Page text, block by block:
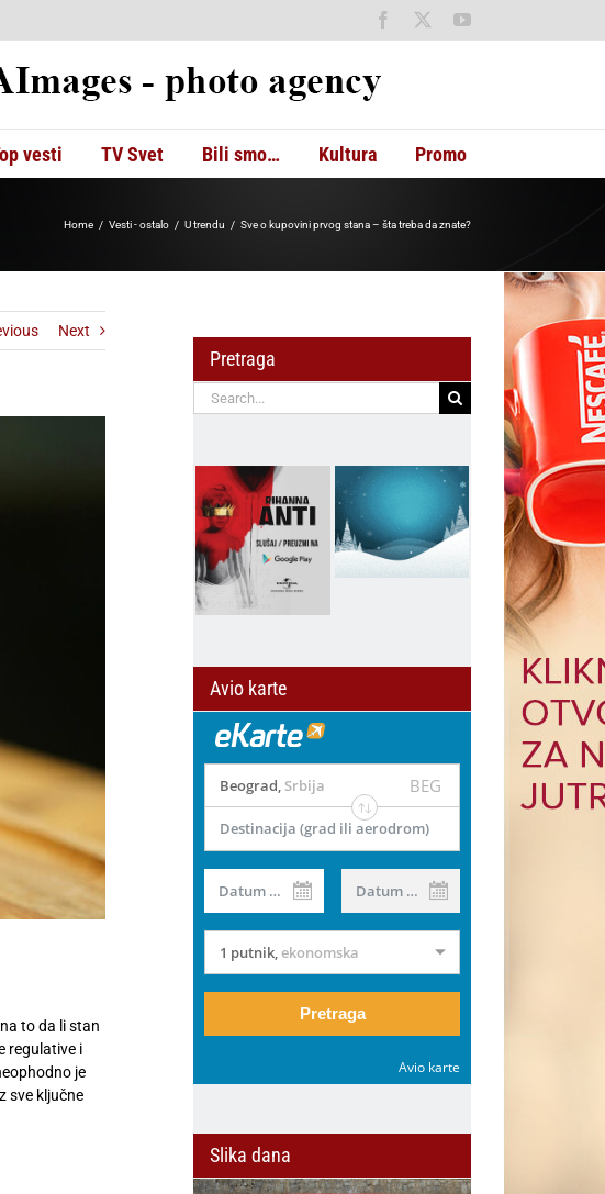
Facebook YouTube
vesti TV Svet Bili smo… Kultura Promo
Home Vesti - ostalo U trendu Sve o kupovini prvog stana – šta treba da znate?
Next
to da li stan
regulative i
je
sve ključne
Pretraga
Search
for:
Avio karte
Beograd, Srbija BEG
Destinacija (grad ili aerodrom)
Datum od Datum do
1 putnik,ekonomska
Pretraga
Avio karte
Slika dana